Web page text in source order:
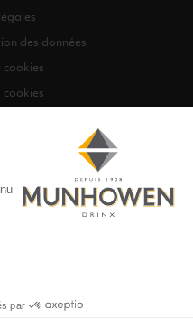
des données
cookies
cookies
Tous droits réservés
by